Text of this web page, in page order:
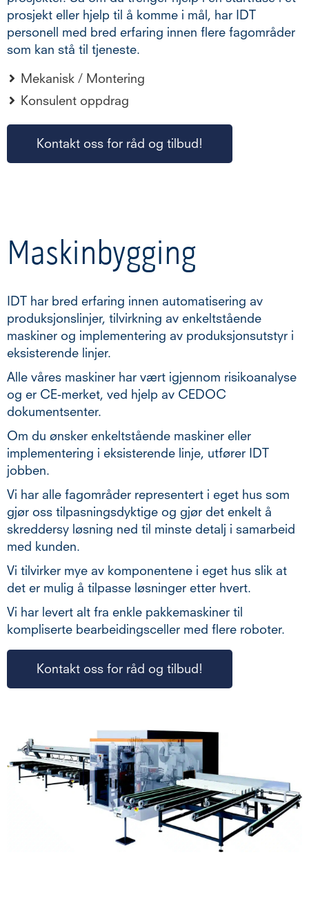
prosjekt eller hjelp til å komme i mål, har IDT
personell med bred erfaring innen flere fagområder
som kan stå til tjeneste.
Mekanisk / Montering
Konsulent oppdrag
Kontakt oss for råd og tilbud!
Maskinbygging
IDT har bred erfaring innen automatisering av
produksjonslinjer, tilvirkning av enkeltstående
maskiner og implementering av produksjonsutstyr i
eksisterende linjer.
Alle våres maskiner har vært igjennom risikoanalyse
og er CE-merket, ved hjelp av CEDOC
dokumentsenter.
Om du ønsker enkeltstående maskiner eller
implementering i eksisterende linje, utfører IDT
jobben.
Vi har alle fagområder representert i eget hus som
gjør oss tilpasningsdyktige og gjør det enkelt å
skreddersy løsning ned til minste detalj i samarbeid
med kunden.
Vi tilvirker mye av komponentene i eget hus slik at
det er mulig å tilpasse løsninger etter hvert.
Vi har levert alt fra enkle pakkemaskiner til
kompliserte bearbeidingsceller med flere roboter.
Kontakt oss for råd og tilbud!